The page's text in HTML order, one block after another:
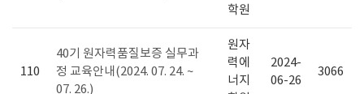
학원
110
40기 원자력품질보증 실무과
정 교육안내(2024. 07. 24. ~
07. 26.)
원자
력에
너지
2024-
06-26
3066